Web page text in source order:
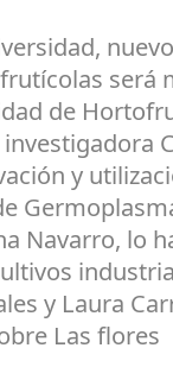
será
de
y
Navarro, lo
y Laura
Las flores